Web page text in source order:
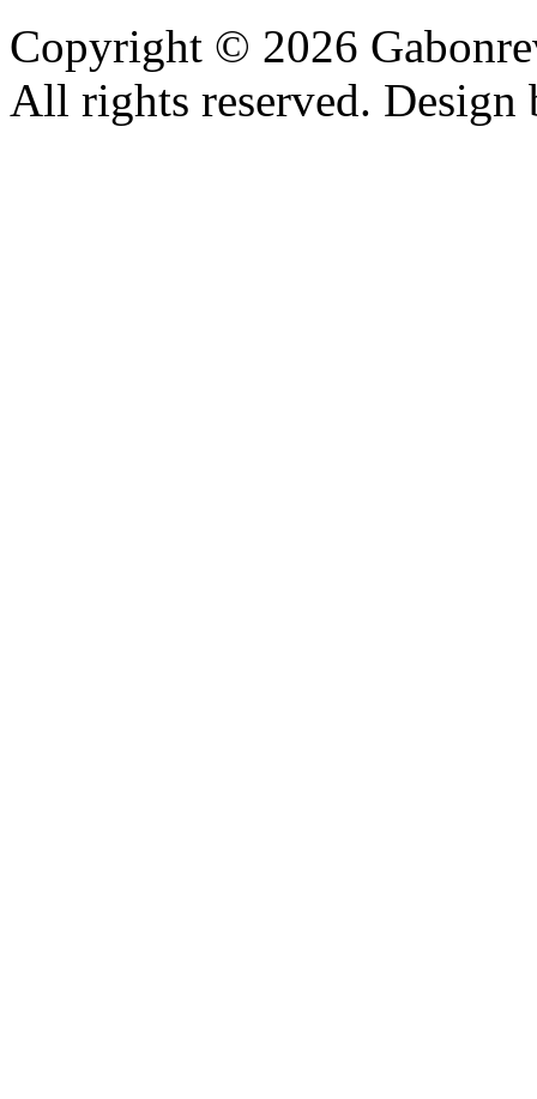
Copyright © 2026
All rights reserved.